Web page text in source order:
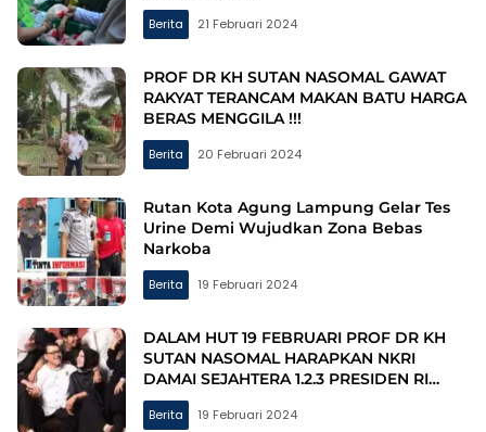
Berita 21 Februari 2024
PROF DR KH SUTAN NASOMAL GAWAT
RAKYAT TERANCAM MAKAN BATU HARGA
BERAS MENGGILA !!!
Berita 20 Februari 2024
Rutan Kota Agung Lampung Gelar Tes
Urine Demi Wujudkan Zona Bebas
Narkoba
Berita 19 Februari 2024
DALAM HUT 19 FEBRUARI PROF DR KH
SUTAN NASOMAL HARAPKAN NKRI
DAMAI SEJAHTERA 1.2.3 PRESIDEN RI
SAMA SAJA KLIM TOKOH PERS HUKUM
INTERNASIONAL!!!!
Berita 19 Februari 2024